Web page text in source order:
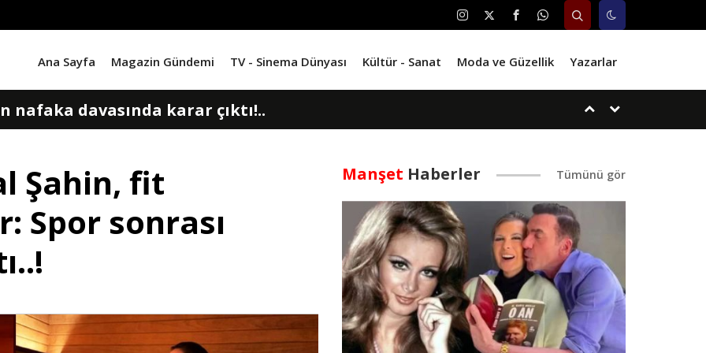
Ana Sayfa Magazin Gündemi TV - Sinema Dünyası Kültür - Sanat Moda ve Güzellik Yazarlar
nafaka davasında karar çıktı!..
kez baba oluyor!..
Kadir Doğulu'dan bebekleriyle ilk poz!
yeni tarzı eşi ve çocuklarından veto yedi!
olacak... ‘Uzak Şehir'in kadrosuna sürpriz isim...!
mutlu haber! Hamile olduğunu duyurdu...
Şahin, fit
Spor sonrası
Manşet Haberler